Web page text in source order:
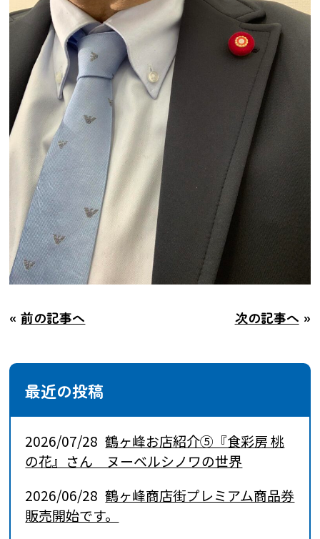
«前の記事へ 次の記事へ »
最近の投稿
2026/07/28 鶴ヶ峰お店紹介⑤『食彩房 桃
の花』さん ヌーベルシノワの世界
2026/06/28 鶴ヶ峰商店街プレミアム商品券
販売開始です。